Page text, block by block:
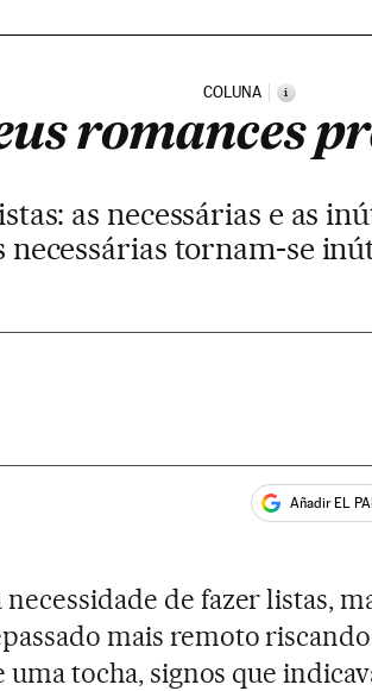
COLUNA i
romances
as necessárias e as
tornam-se
Añadir EL
de fazer listas,
mais remoto
uma tocha, signos que